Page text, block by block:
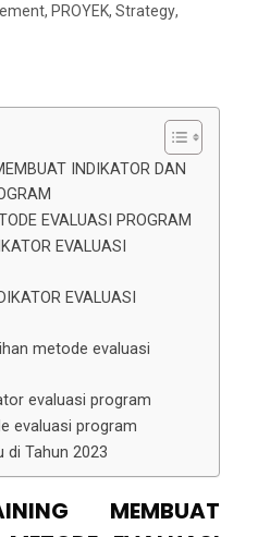
, PROYEK, Strategy,
INDIKATOR DAN
EVALUASI PROGRAM
EVALUASI
EVALUASI
metode evaluasi
evaluasi program
evaluasi program
di Tahun 2023
MEMBUAT